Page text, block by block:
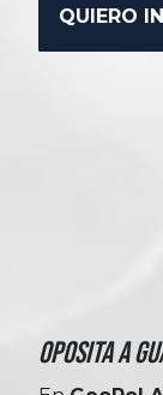
Oposita a